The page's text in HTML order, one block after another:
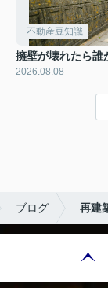
不動産豆知識
擁壁が壊れたら誰
2026.08.08
ブログ 再建